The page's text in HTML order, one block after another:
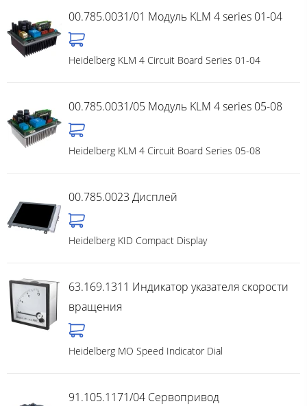
00.785.0031/01 Модуль KLM 4 series 01-04
Heidelberg KLM 4 Circuit Board Series 01-04
00.785.0031/05 Модуль KLM 4 series 05-08
Heidelberg KLM 4 Circuit Board Series 05-08
00.785.0023 Дисплей
Heidelberg KID Compact Display
63.169.1311 Индикатор указателя скорости
вращения
Heidelberg MO Speed Indicator Dial
91.105.1171/04 Cервопривод